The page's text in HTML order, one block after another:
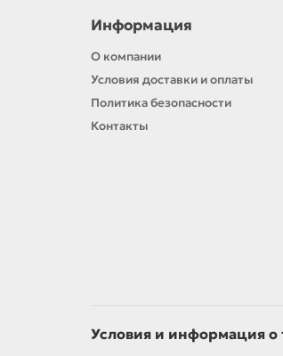
Информация
О компании
Условия доставки и оплаты
Политика безопасности
Контакты
Условия и информация о